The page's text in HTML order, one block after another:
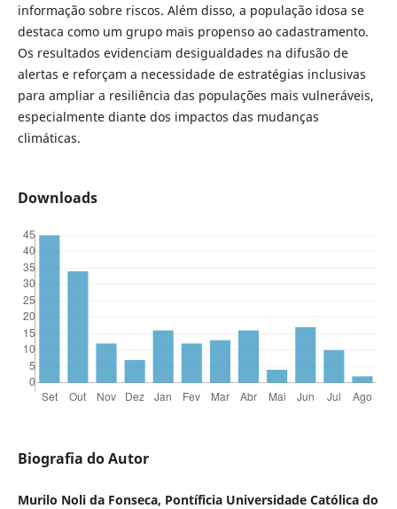
informação sobre riscos. Além disso, a população idosa se
destaca como um grupo mais propenso ao cadastramento.
Os resultados evidenciam desigualdades na difusão de
alertas e reforçam a necessidade de estratégias inclusivas
para ampliar a resiliência das populações mais vulneráveis,
especialmente diante dos impactos das mudanças
climáticas.
Downloads
Biografia do Autor
Murilo Noli da Fonseca, Pontíficia Universidade Católica do